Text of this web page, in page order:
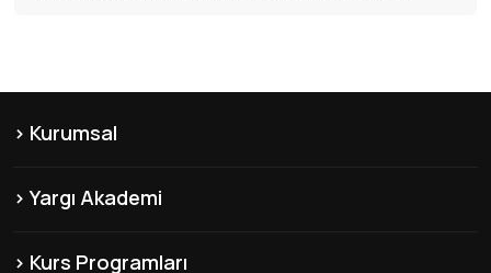
Kurumsal
Hakkımızda
Yargı Akademi
Kurs Programları